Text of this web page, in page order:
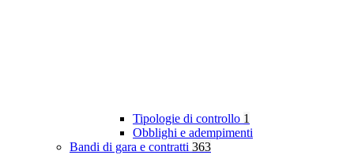
Tipologie di controllo 1
Obblighi e adempimenti
Bandi di gara e contratti 363